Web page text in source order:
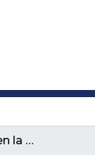
Trabajo de Grado en la modalidad de Práctica Empresarial en la Clínica Veterinaria Lasallista “Hermano Octavio Martínez López, f.s.c”, en el área de cirugía en pequeñas especies animales.